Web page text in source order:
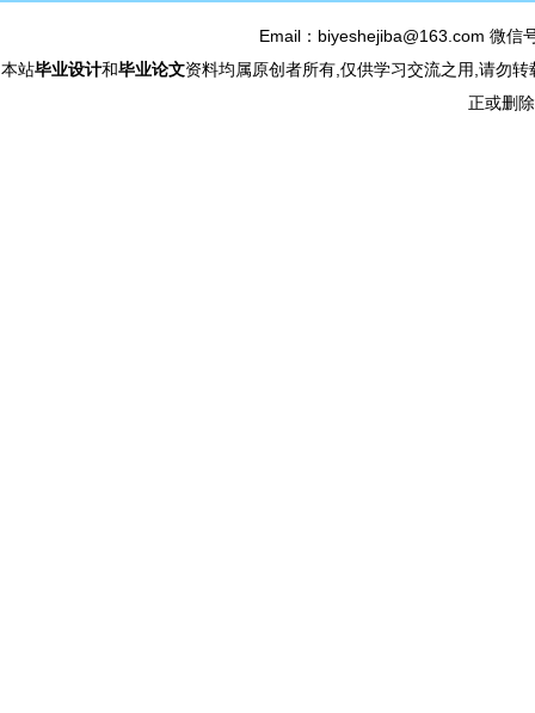
Email：biyeshejiba@163.com 微
本站毕业设计和毕业论文资料均属原创者所有,仅供学习交流之用,请勿
正或删